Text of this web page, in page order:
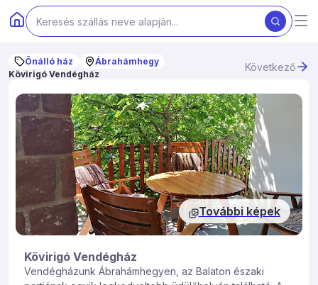
Önálló ház
Ábrahámhegy
Kövirigó Vendégház
Következő
További képek
Kövirigó Vendégház
Vendégházunk Ábrahámhegyen, az Balaton északi